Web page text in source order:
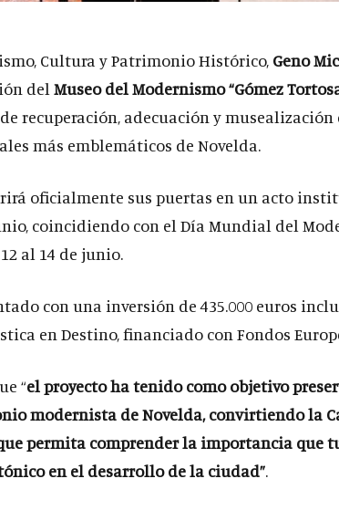
Cultura y Patrimonio Histórico, Geno
del Museo del Modernismo “Gómez
recuperación, adecuación y musealización
más emblemáticos de Novelda.
oficialmente sus puertas en un acto
coincidiendo con el Día Mundial del
al 14 de junio.
con una inversión de 435.000 euros
en Destino, financiado con Fondos
“el proyecto ha tenido como objetivo
modernista de Novelda, convirtiendo la
permita comprender la importancia que
en el desarrollo de la ciudad”.